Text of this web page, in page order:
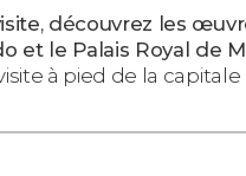
,découvrez les
et le Palais Royal de
à pied de la capitale